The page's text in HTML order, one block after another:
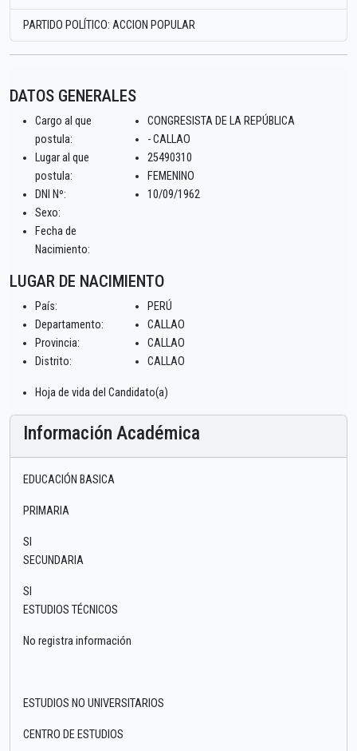
PARTIDO POLÍTICO: ACCION POPULAR
DATOS GENERALES
Cargo al que
postula:
Lugar al que
postula:
DNI Nº:
Sexo:
Fecha de
Nacimiento:
CONGRESISTA DE LA REPÚBLICA
- CALLAO
25490310
FEMENINO
10/09/1962
LUGAR DE NACIMIENTO
País:
Departamento:
Provincia:
Distrito:
PERÚ
CALLAO
CALLAO
CALLAO
Hoja de vida del Candidato(a)
Información Académica
EDUCACIÓN BASICA
PRIMARIA
SI
SECUNDARIA
SI
ESTUDIOS TÉCNICOS
No registra información
ESTUDIOS NO UNIVERSITARIOS
CENTRO DE ESTUDIOS